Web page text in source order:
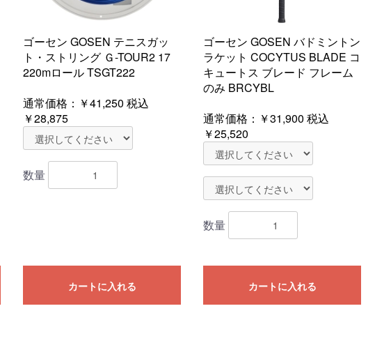
ゴーセン GOSEN テニスガッ
ト・ストリング Ｇ-TOUR2 17
220mロール TSGT222
通常価格： ￥41,250 税込
￥28,875
数量
カートに入れる
ゴーセン GOSEN バドミントン
ラケット COCYTUS BLADE コ
キュートス ブレード フレーム
のみ BRCYBL
通常価格： ￥31,900 税込
￥25,520
数量
カートに入れる